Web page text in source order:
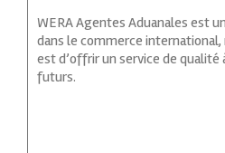
WERA Agentes Aduanales est
dans le commerce
est d’offrir un service de
futurs.